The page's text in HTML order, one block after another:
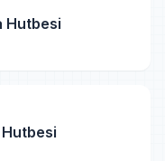
Hutbesi
Hutbesi